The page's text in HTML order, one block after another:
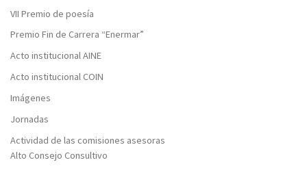
VII Premio de poesía
Premio Fin de Carrera “Enermar”
Acto institucional AINE
Acto institucional COIN
Imágenes
Jornadas
Actividad de las comisiones asesoras
Alto Consejo Consultivo